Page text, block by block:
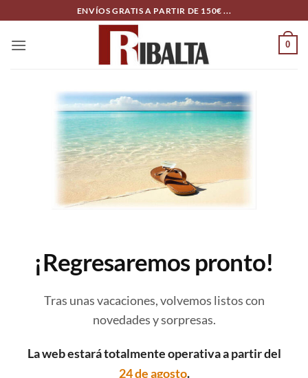
to
content
ENVÍOS GRATIS A PARTIR DE 150€ ...
0
¡Regresaremos pronto!
Tras unas vacaciones, volvemos listos con
novedades y sorpresas.
La web estará totalmente operativa a partir del
24 de agosto.